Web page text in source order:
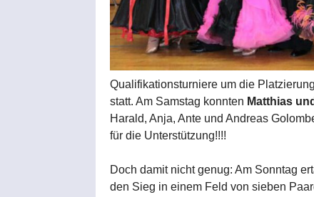
Qualifikationsturniere um die
statt. Am Samstag konnten Matthias
Harald, Anja, Ante und Andreas
für die Unterstützung!!!!
Doch damit nicht genug: Am Sonntag
den Sieg in einem Feld von sieben